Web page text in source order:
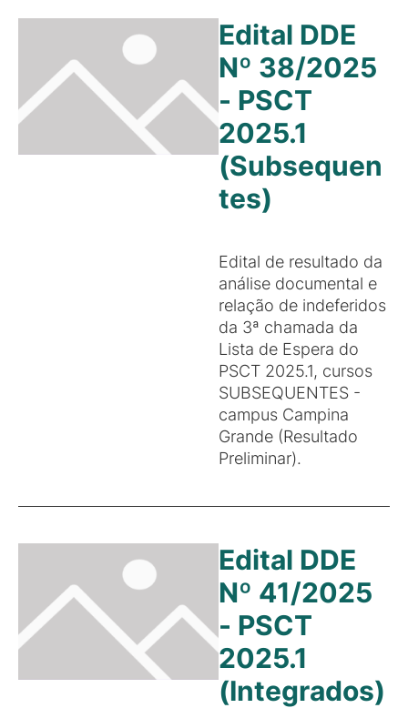
Edital DDE
Nº 38/2025
- PSCT
2025.1
(Subsequen
tes)
Edital de resultado da
análise documental e
relação de indeferidos
da 3ª chamada da
Lista de Espera do
PSCT 2025.1, cursos
SUBSEQUENTES -
campus Campina
Grande (Resultado
Preliminar).
Edital DDE
Nº 41/2025
- PSCT
2025.1
(Integrados)